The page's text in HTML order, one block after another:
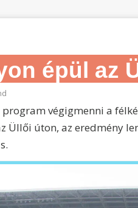
épül az
végigmenni a
Üllői úton, az eredmény